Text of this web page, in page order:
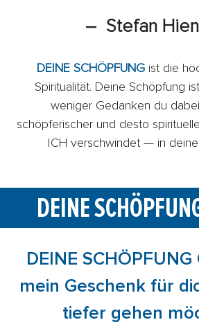
– Stefan
DEINE SCHÖPFUNG ist die
Spiritualität. Deine Schöpfung
weniger Gedanken du
schöpferischer und desto
ICH verschwindet — in
DEINE
DEINE
mein Geschenk für
tiefer gehen